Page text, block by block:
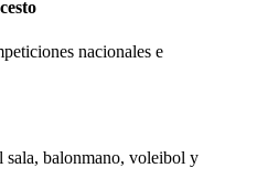
nacionales e
sala, balonmano, voleibol y